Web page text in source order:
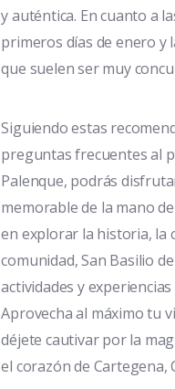
y auténtica. En cuanto a
primeros días de enero y
que suelen ser muy
Siguiendo estas
preguntas frecuentes al
Palenque, podrás
memorable de la mano
en explorar la historia, la
comunidad, San Basilio
actividades y
Aprovecha al máximo tu
déjete cautivar por la
el corazón de Cartegena,